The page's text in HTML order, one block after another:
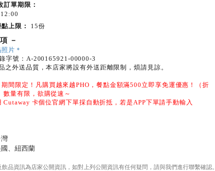
訂單期限：
上限： 15份
－
片＊
字號：A-200165921-00000-3
之外送品質，本店家將設有外送距離限制，煩請見諒。
期間限定！凡購買越來越PHO，餐點金額滿500立即享免運優惠！（折
數量有限，欲購從速～
Cutaway 卡個位官網下單採自動折抵，若是APP下單請手動輸入
、紐西蘭
品資訊為店家公開資訊，如對上列公開資訊有任何疑問，請與我們進行聯繫確認。